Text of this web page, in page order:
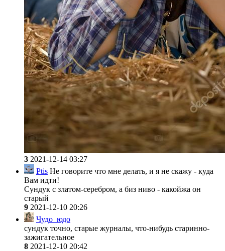
3 2021-12-14 03:27
Ptis Не говорите что мне делать, и я не скажу - куда
Вам идти!
Сундук с златом-серебром, а биз ниво - какойжа он
старый
9 2021-12-10 20:26
Чудо_юдо
сундук точно, старые журналы, что-нибудь старинно-
зажигательное
8 2021-12-10 20:42